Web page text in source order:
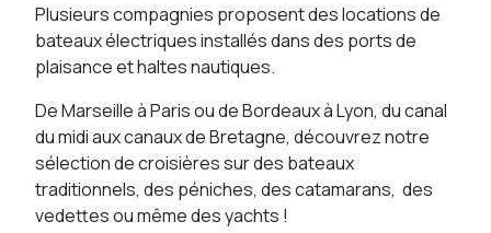
Plusieurs compagnies proposent des locations de
bateaux électriques installés dans des ports de
plaisance et haltes nautiques.
De Marseille à Paris ou de Bordeaux à Lyon, du canal
du midi aux canaux de Bretagne, découvrez notre
sélection de croisières sur des bateaux
traditionnels, des péniches, des catamarans, des
vedettes ou même des yachts !